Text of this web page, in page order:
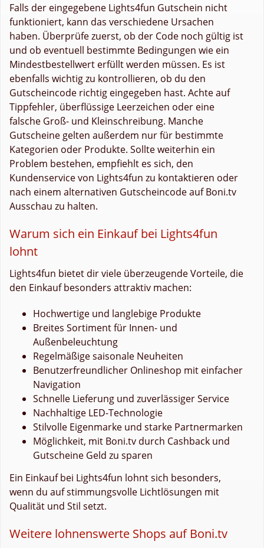
Falls der eingegebene Lights4fun Gutschein nicht
funktioniert, kann das verschiedene Ursachen
haben. Überprüfe zuerst, ob der Code noch gültig ist
und ob eventuell bestimmte Bedingungen wie ein
Mindestbestellwert erfüllt werden müssen. Es ist
ebenfalls wichtig zu kontrollieren, ob du den
Gutscheincode richtig eingegeben hast. Achte auf
Tippfehler, überflüssige Leerzeichen oder eine
falsche Groß- und Kleinschreibung. Manche
Gutscheine gelten außerdem nur für bestimmte
Kategorien oder Produkte. Sollte weiterhin ein
Problem bestehen, empfiehlt es sich, den
Kundenservice von Lights4fun zu kontaktieren oder
nach einem alternativen Gutscheincode auf Boni.tv
Ausschau zu halten.
Warum sich ein Einkauf bei Lights4fun
lohnt
Lights4fun bietet dir viele überzeugende Vorteile, die
den Einkauf besonders attraktiv machen:
Hochwertige und langlebige Produkte
Breites Sortiment für Innen- und
Außenbeleuchtung
Regelmäßige saisonale Neuheiten
Benutzerfreundlicher Onlineshop mit einfacher
Navigation
Schnelle Lieferung und zuverlässiger Service
Nachhaltige LED-Technologie
Stilvolle Eigenmarke und starke Partnermarken
Möglichkeit, mit Boni.tv durch Cashback und
Gutscheine Geld zu sparen
Ein Einkauf bei Lights4fun lohnt sich besonders,
wenn du auf stimmungsvolle Lichtlösungen mit
Qualität und Stil setzt.
Weitere lohnenswerte Shops auf Boni.tv